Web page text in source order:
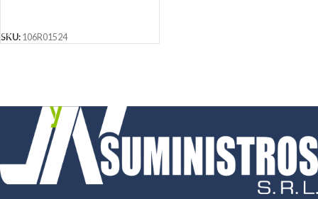
SKU: 106R01524